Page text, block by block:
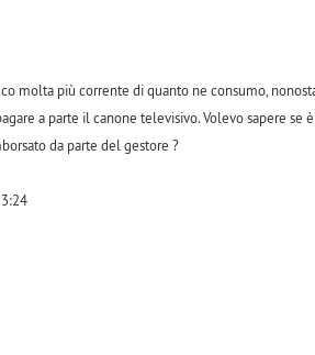
molta più corrente di quanto ne consumo,
a parte il canone televisivo. Volevo sapere se
da parte del gestore ?